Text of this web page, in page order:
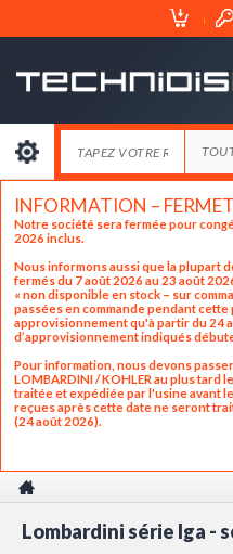
Mon
INFORMATION –
Notre société sera fermée pour
2026 inclus.
Nous informons aussi que la plupart
fermés du 7 août 2026 au 23 août
« non disponible en stock – sur
passées en commande pendant
approvisionnement qu'à partir du 24
d’approvisionnement indiqués
Pour information, nous devons
LOMBARDINI / KOHLER au plus
traitée et expédiée par l'usine avant
reçues après cette date ne seront
(24 août 2026).
Lombardini série lga -